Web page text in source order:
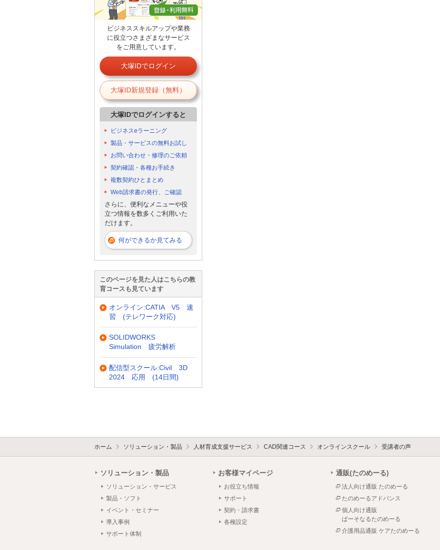
ビジネススキルアップや業務
に役立つさまざまなサービス
をご用意しています。
大塚IDでログイン
大塚ID新規登録（無料）
大塚IDでログインすると
ビジネスeラーニング
製品・サービスの無料お試し
お問い合わせ・修理のご依頼
契約確認・各種お手続き
複数契約ひとまとめ
Web請求書の発行、ご確認
さらに、便利なメニューや役
立つ情報を数多くご利用いた
だけます。
何ができるか見てみる
このページを見た人はこちらの教
育コースも見ています
オンライン:CATIA V5 速
習 (テレワーク対応)
SOLIDWORKS
Simulation 疲労解析
配信型スクール:Civil 3D
2024 応用 (14日間)
ホーム ソリューション・製品 人材育成支援サービス CAD関連コース オンラインスクール 受講者の声
ソリューション・製品
ソリューション・サービス
製品・ソフト
イベント・セミナー
導入事例
サポート体制
お客様マイページ
お役立ち情報
サポート
契約・請求書
各種設定
通販(たのめーる)
法人向け通販 たのめーる
たのめーるアドバンス
個人向け通販
ぱーそなるたのめーる
介護用品通販 ケアたのめーる